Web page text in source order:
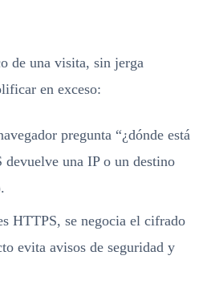
de una visita, sin jerga
en exceso:
pregunta “¿dónde está
devuelve una IP o un destino
HTTPS, se negocia el cifrado
evita avisos de seguridad y